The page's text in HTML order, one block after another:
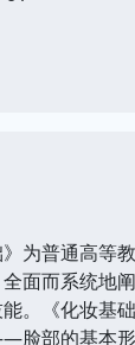
普通高等教
面而系统地
。《化妆基
脸部的基本